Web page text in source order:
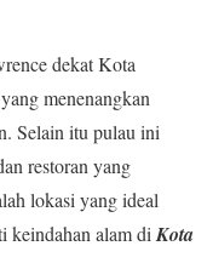
dekat Kota
menenangkan
Selain itu pulau ini
restoran yang
lokasi yang ideal
keindahan alam di Kota